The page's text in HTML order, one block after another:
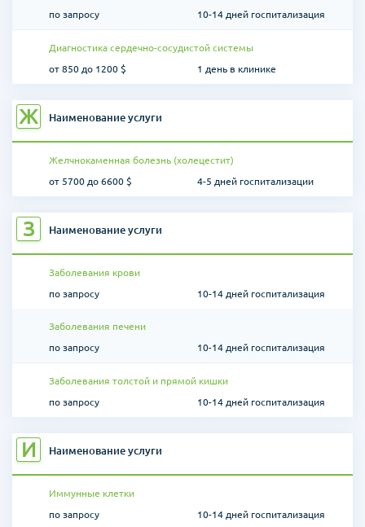
по запросу
10-14 дней госпитализация
Диагностика сердечно-сосудистой системы
от 850 до 1200 $
1 день в клинике
Ж Наименование услуги
Желчнокаменная болезнь (холецестит)
от 5700 до 6600 $
4-5 дней госпитализации
З Наименование услуги
Заболевания крови
по запросу
10-14 дней госпитализация
Заболевания печени
по запросу
10-14 дней госпитализация
Заболевания толстой и прямой кишки
по запросу
10-14 дней госпитализация
И Наименование услуги
Иммунные клетки
по запросу
10-14 дней госпитализация